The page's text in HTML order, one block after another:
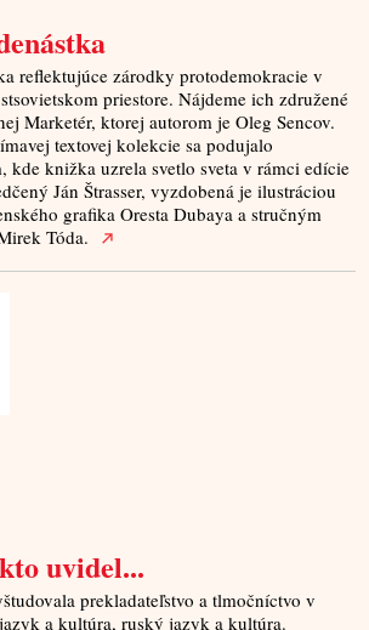
reflektujúce zárodky protodemokracie v
priestore. Nájdeme ich združené
Marketér, ktorej autorom je Oleg Sencov.
textovej kolekcie sa podujalo
kde knižka uzrela svetlo sveta v rámci edície
Ján Štrasser, vyzdobená je ilustráciou
grafika Oresta Dubaya a stručným
Tóda.
uvidel...
prekladateľstvo a tlmočníctvo v
a kultúra, ruský jazyk a kultúra.